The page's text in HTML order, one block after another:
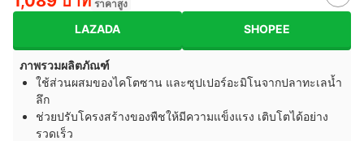
ราคาสูง
LAZADA SHOPEE
ภาพรวมผลิตภัณฑ์
ใช้ส่วนผสมของไคโตซาน และซุปเปอร์อะมิโนจากปลาทะเลน้ำ
ลึก
ช่วยปรับโครงสร้างของพืชให้มีความแข็งแรง เติบโตได้อย่าง
รวดเร็ว